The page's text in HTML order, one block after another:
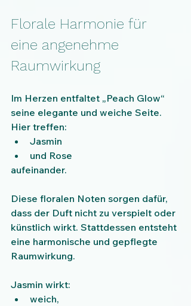
Florale Harmonie für
eine angenehme
Raumwirkung
Im Herzen entfaltet „Peach Glow“
seine elegante und weiche Seite.
Hier treffen:
Jasmin
und Rose
aufeinander.
Diese floralen Noten sorgen dafür,
dass der Duft nicht zu verspielt oder
künstlich wirkt. Stattdessen entsteht
eine harmonische und gepflegte
Raumwirkung.
Jasmin wirkt:
weich,